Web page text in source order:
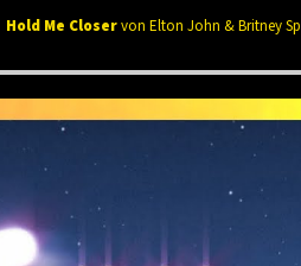
Hold Me Closervon Elton John & Britney